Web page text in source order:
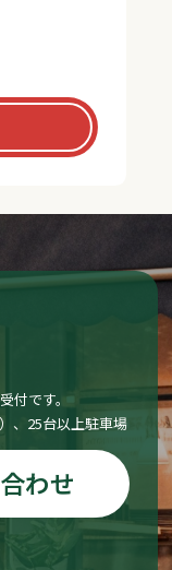
付です。
、25台以上駐車場
わせ